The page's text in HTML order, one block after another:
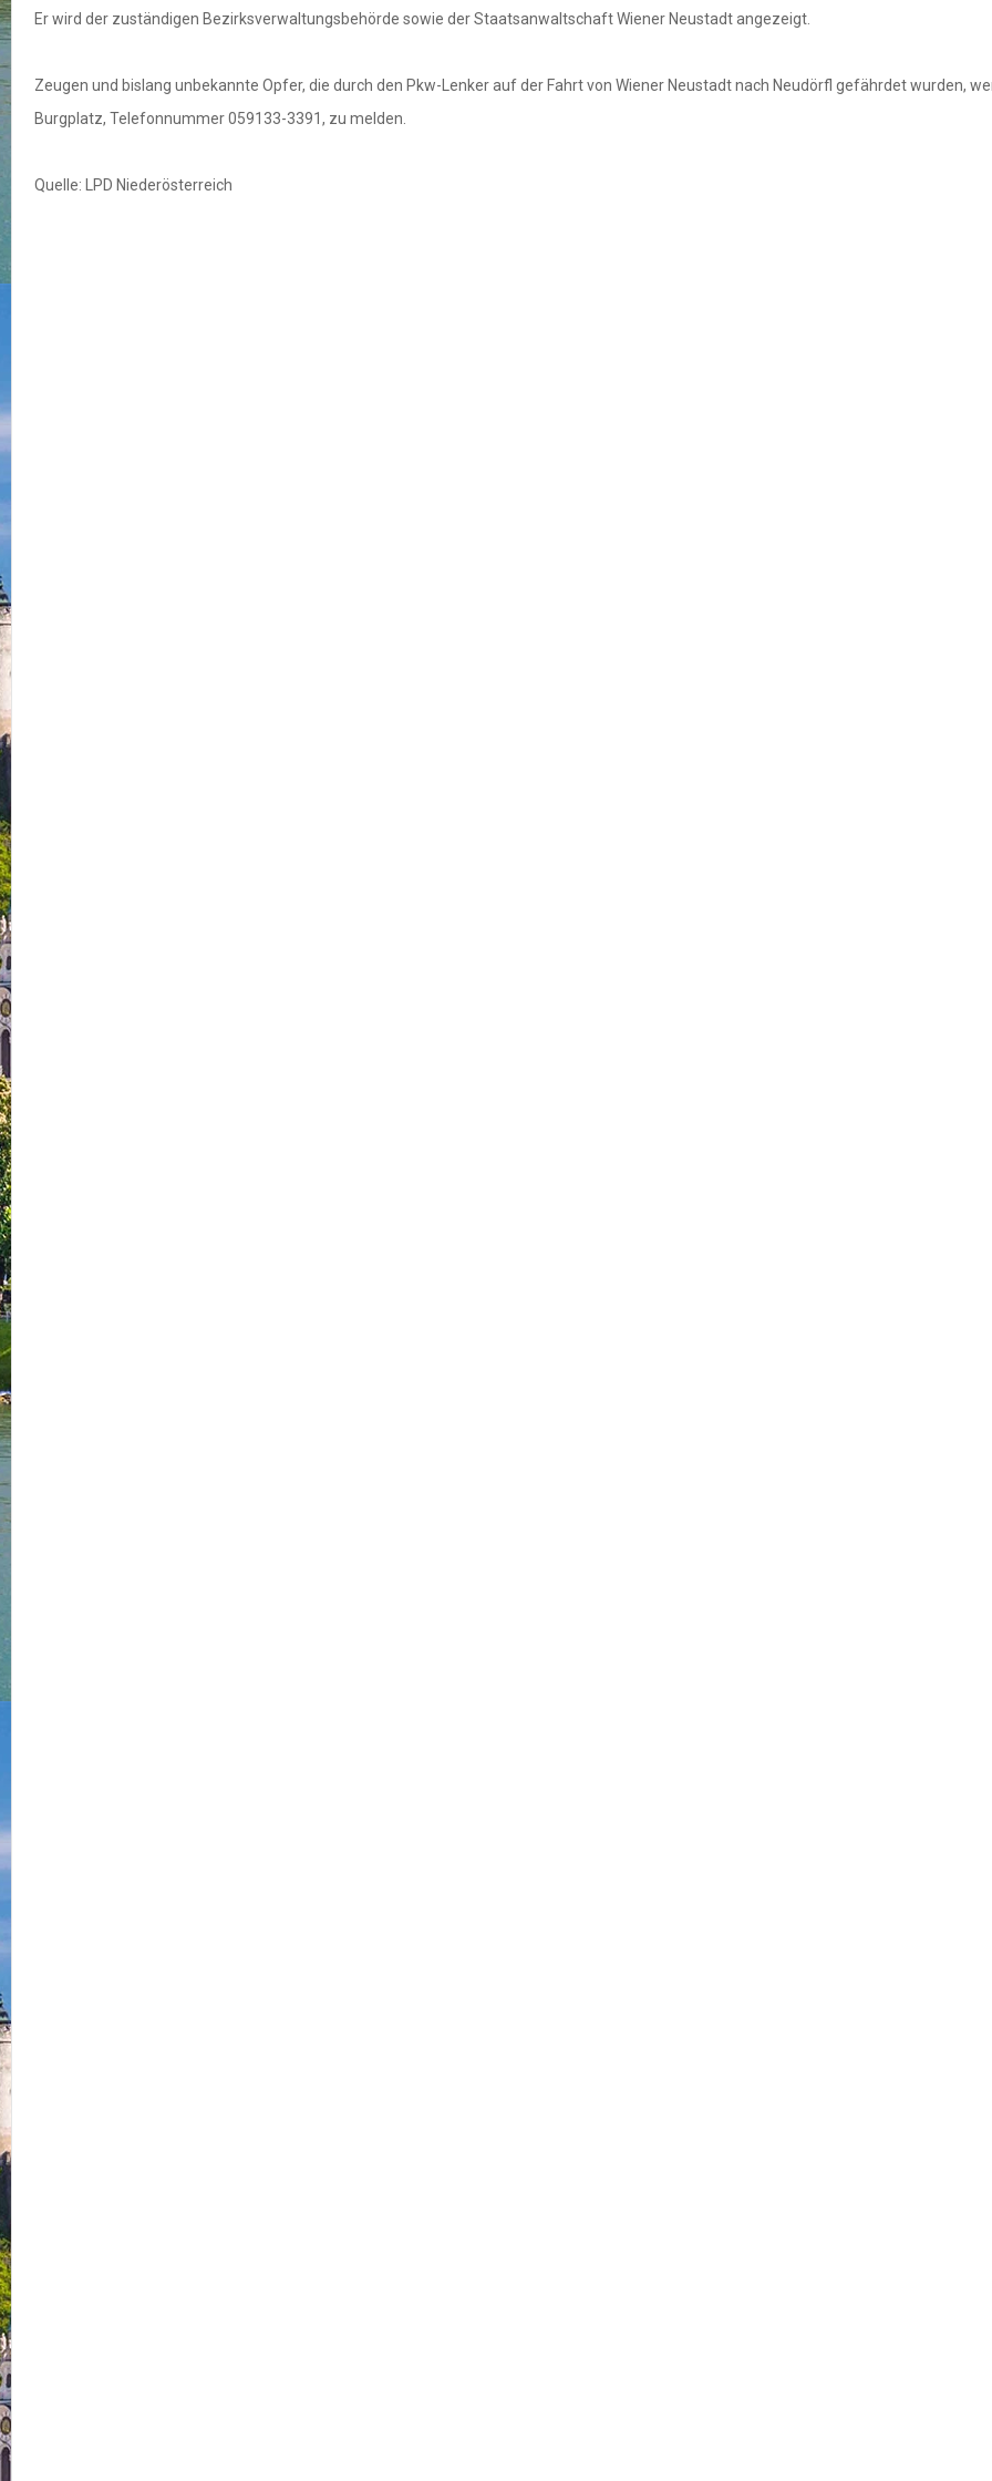
Er wird der zuständigen Bezirksverwaltungsbehörde sowie der Staatsanwaltschaft Wiener Neustadt angezeigt.
Zeugen und bislang unbekannte Opfer, die durch den Pkw-Lenker auf der Fahrt von Wiener Neustadt nach Neudörfl gefährdet wurden,
Burgplatz, Telefonnummer 059133-3391, zu melden.
Quelle: LPD Niederösterreich